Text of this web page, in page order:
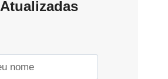
Atualizadas